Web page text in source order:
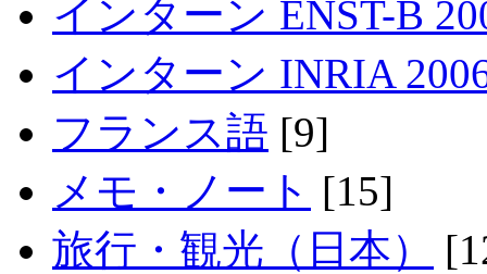
インターン ENST-B
インターン INRIA
フランス語 [9]
メモ・ノート [15]
旅行・観光（日本）